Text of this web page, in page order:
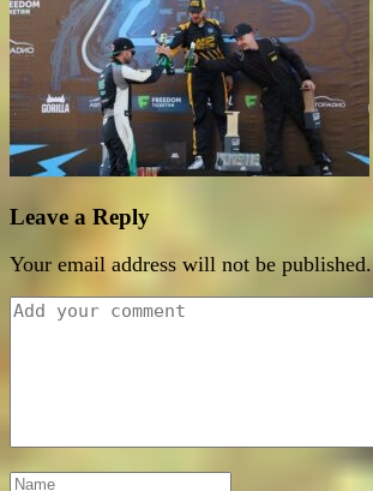
Leave a Reply
Your email address will not be published.